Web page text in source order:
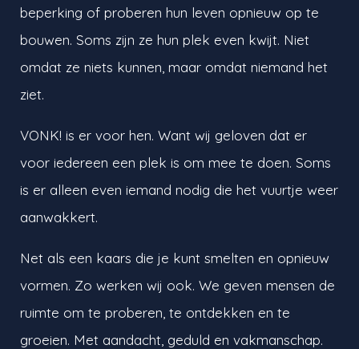
beperking of proberen hun leven opnieuw op te
bouwen. Soms zijn ze hun plek even kwijt. Niet
omdat ze niets kunnen, maar omdat niemand het
ziet.
VONK! is er voor hen. Want wij geloven dat er
voor iedereen een plek is om mee te doen. Soms
is er alleen even iemand nodig die het vuurtje weer
aanwakkert.
Net als een kaars die je kunt smelten en opnieuw
vormen. Zo werken wij ook. We geven mensen de
ruimte om te proberen, te ontdekken en te
groeien. Met aandacht, geduld en vakmanschap.